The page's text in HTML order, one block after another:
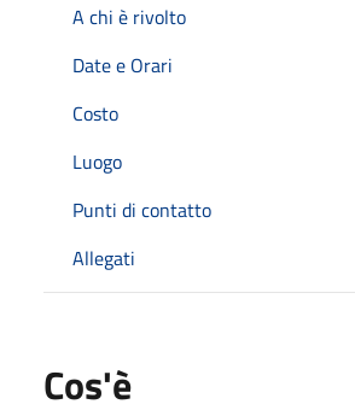
A chi è rivolto
Date e Orari
Costo
Luogo
Punti di contatto
Allegati
Cos'è